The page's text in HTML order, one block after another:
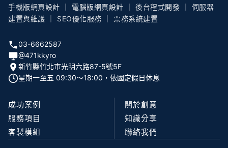
手機版網頁設計 ｜ 電腦版網頁設計 ｜ 後台程式開發 ｜ 伺服器
建置與維護 ｜ SEO優化服務 ｜ 票務系統建置
03-6662587
@471kkyro
新竹縣竹北市光明六路87-5號5F
星期一至五 09:30〜18:00，依國定假日休息
成功案例
服務項目
客製模組
關於創意
知識分享
聯絡我們